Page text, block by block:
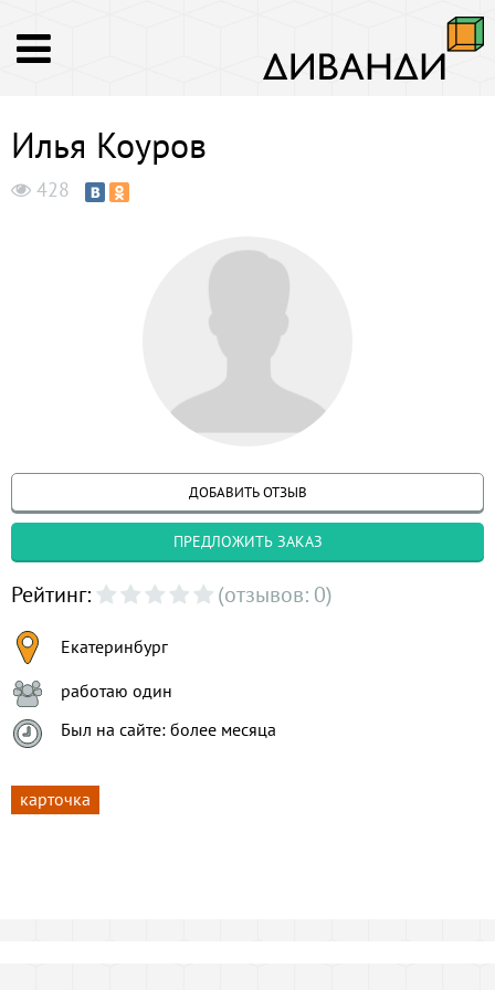
Илья Коуров
428
ДОБАВИТЬ ОТЗЫВ
ПРЕДЛОЖИТЬ ЗАКАЗ
Рейтинг: (отзывов: 0)
Екатеринбург
работаю один
Был на сайте: более месяца
карточка